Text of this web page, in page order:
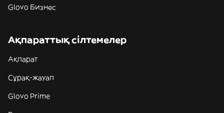
Glovo Бизнес
Ақпараттық сілтемелер
Ақпарат
Сұрақ-жауап
Glovo Prime